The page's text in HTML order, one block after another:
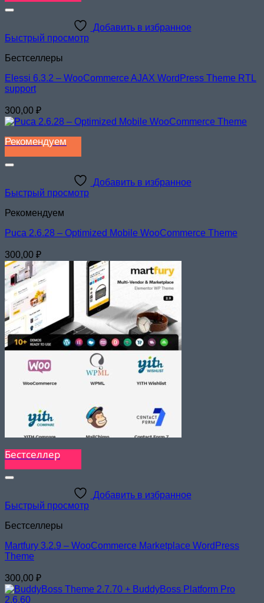
Добавить в избранное
Быстрый просмотр
Бестселлеры
Elessi 6.3.2 – WooCommerce AJAX WordPress Theme RTL
support
300,00 ₽
Рекомендуем
Добавить в избранное
Быстрый просмотр
Рекомендуем
Puca 2.6.28 – Optimized Mobile WooCommerce Theme
300,00 ₽
Бестселлер
Добавить в избранное
Быстрый просмотр
Бестселлеры
Martfury 3.2.9 – WooCommerce Marketplace WordPress
Theme
300,00 ₽